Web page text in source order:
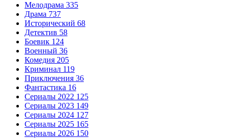
Мелодрама 335
Драма 737
Исторический 68
Детектив 58
Боевик 124
Военный 36
Комедия 205
Криминал 119
Приключения 36
Фантастика 16
Сериалы 2022 125
Сериалы 2023 149
Сериалы 2024 127
Сериалы 2025 165
Сериалы 2026 150